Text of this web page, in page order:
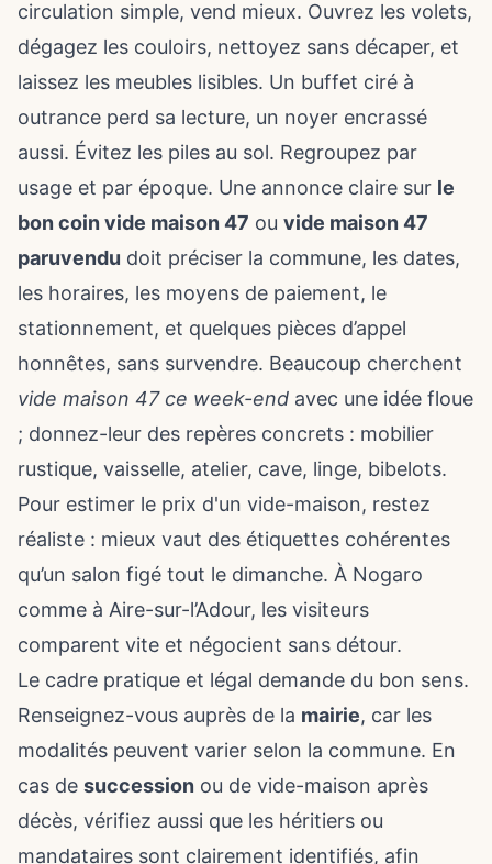
circulation simple, vend mieux. Ouvrez les volets,
dégagez les couloirs, nettoyez sans décaper, et
laissez les meubles lisibles. Un buffet ciré à
outrance perd sa lecture, un noyer encrassé
aussi. Évitez les piles au sol. Regroupez par
usage et par époque. Une annonce claire sur le
bon coin vide maison 47 ou vide maison 47
paruvendu doit préciser la commune, les dates,
les horaires, les moyens de paiement, le
stationnement, et quelques pièces d’appel
honnêtes, sans survendre. Beaucoup cherchent
vide maison 47 ce week-end avec une idée floue
; donnez-leur des repères concrets : mobilier
rustique, vaisselle, atelier, cave, linge, bibelots.
Pour estimer le prix d'un vide-maison, restez
réaliste : mieux vaut des étiquettes cohérentes
qu’un salon figé tout le dimanche. À Nogaro
comme à Aire-sur-l’Adour, les visiteurs
comparent vite et négocient sans détour.
Le cadre pratique et légal demande du bon sens.
Renseignez-vous auprès de la mairie, car les
modalités peuvent varier selon la commune. En
cas de succession ou de vide-maison après
décès, vérifiez aussi que les héritiers ou
mandataires sont clairement identifiés, afin